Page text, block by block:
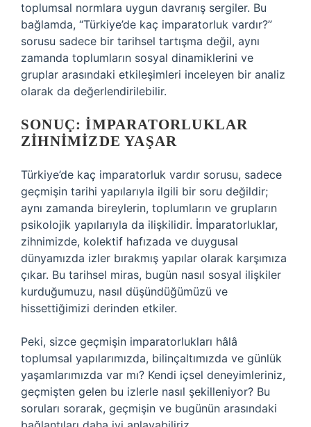
toplumsal normlara uygun davranış sergiler. Bu
bağlamda, “Türkiye’de kaç imparatorluk vardır?”
sorusu sadece bir tarihsel tartışma değil, aynı
zamanda toplumların sosyal dinamiklerini ve
gruplar arasındaki etkileşimleri inceleyen bir analiz
olarak da değerlendirilebilir.
SONUÇ: İMPARATORLUKLAR
ZIHNIMIZDE YAŞAR
Türkiye’de kaç imparatorluk vardır sorusu, sadece
geçmişin tarihi yapılarıyla ilgili bir soru değildir;
aynı zamanda bireylerin, toplumların ve grupların
psikolojik yapılarıyla da ilişkilidir. İmparatorluklar,
zihnimizde, kolektif hafızada ve duygusal
dünyamızda izler bırakmış yapılar olarak karşımıza
çıkar. Bu tarihsel miras, bugün nasıl sosyal ilişkiler
kurduğumuzu, nasıl düşündüğümüzü ve
hissettiğimizi derinden etkiler.
Peki, sizce geçmişin imparatorlukları hâlâ
toplumsal yapılarımızda, bilinçaltımızda ve günlük
yaşamlarımızda var mı? Kendi içsel deneyimleriniz,
geçmişten gelen bu izlerle nasıl şekilleniyor? Bu
soruları sorarak, geçmişin ve bugünün arasındaki